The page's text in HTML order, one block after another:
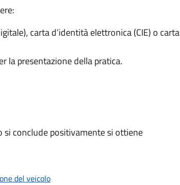
carta d’identità elettronica (CIE) o carta
la presentazione della pratica.
conclude positivamente si ottiene
del veicolo